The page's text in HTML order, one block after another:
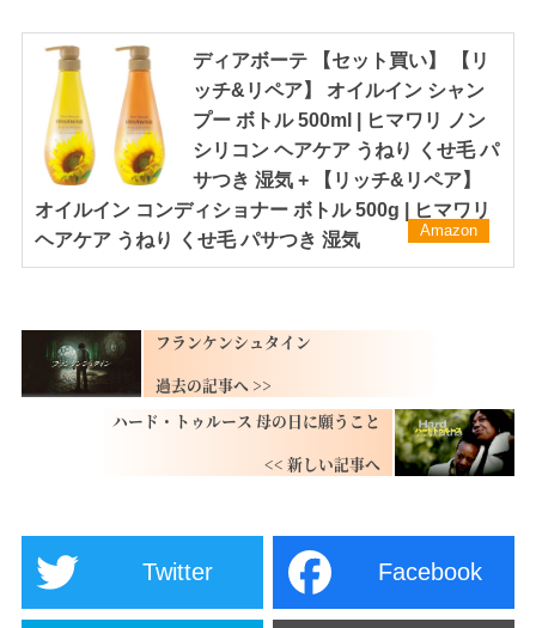
ディアボーテ 【セット買い】 【リ
ッチ&リペア】 オイルイン シャン
プー ボトル 500ml | ヒマワリ ノン
シリコン ヘアケア うねり くせ毛 パ
サつき 湿気 + 【リッチ&リペア】
オイルイン コンディショナー ボトル 500g | ヒマワリ
ヘアケア うねり くせ毛 パサつき 湿気
Amazon
フランケンシュタイン
ハード・トゥルース 母の日に願うこと
Twitter Facebook